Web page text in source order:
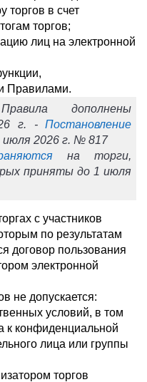
торгов в счет
торгов;
лиц на электронной
Правилами.
Правила дополнены
г. -Постановление
2026 г. № 817
на торги,
приняты до 1 июля
с участников
по результатам
договор пользования
электронной
не допускается:
условий, в том
к конфиденциальной
лица или группы
торгов